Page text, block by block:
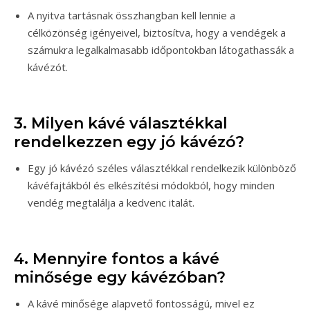
A nyitva tartásnak összhangban kell lennie a
célközönség igényeivel, biztosítva, hogy a vendégek a
számukra legalkalmasabb időpontokban látogathassák a
kávézót.
3. Milyen kávé választékkal
rendelkezzen egy jó kávézó?
Egy jó kávézó széles választékkal rendelkezik különböző
kávéfajtákból és elkészítési módokból, hogy minden
vendég megtalálja a kedvenc italát.
4. Mennyire fontos a kávé
minősége egy kávézóban?
A kávé minősége alapvető fontosságú, mivel ez